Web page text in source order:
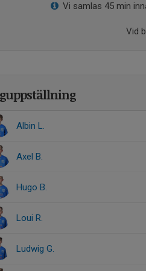
Vi samlas 45 min
Vid
Albin L.
Axel B.
Hugo B.
Loui R.
Ludwig G.